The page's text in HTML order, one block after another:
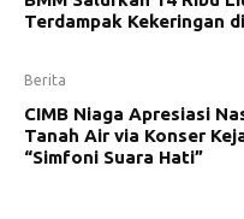
Terdampak Kekeringan
Berita
CIMB Niaga Apresiasi
Tanah Air via Konser
“Simfoni Suara Hati”